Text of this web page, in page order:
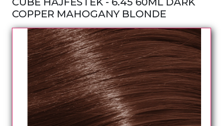
COPPER MAHOGANY BLONDE